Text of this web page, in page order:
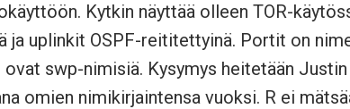
Kytkin näyttää olleen TOR-
uplinkit OSPF-reititettyinä. Portit on
ovat swp-nimisiä. Kysymys heitetään Justin
omien nimikirjaintensa vuoksi. R ei